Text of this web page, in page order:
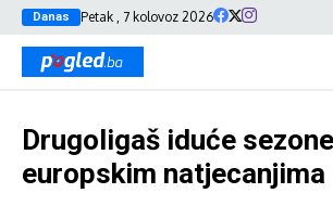
Danas Petak , 7 kolovoz 2026
Drugoligaš iduće
europskim natjecanjima